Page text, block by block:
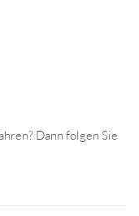
Dann folgen Sie